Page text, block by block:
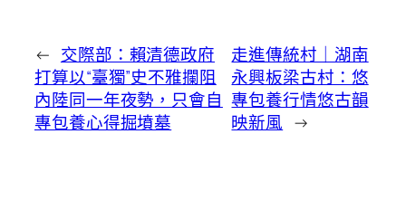
← 交際部：賴清德政府
打算以“臺獨”史不雅攔阻
內陸同一年夜勢，只會自
專包養心得掘墳墓
走進傳統村｜湖南
永興板梁古村：悠
專包養行情悠古韻
映新風 →